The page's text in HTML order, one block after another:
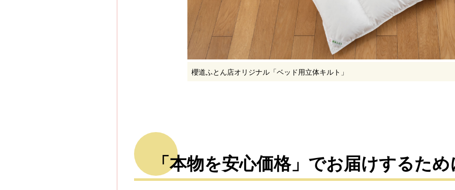
櫻道ふとん店オリジナル「ベッド用立体キルト」
「本物を安心価格」でお届けするた